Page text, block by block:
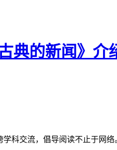
典的新闻》介
科交流，倡导阅读不止于网